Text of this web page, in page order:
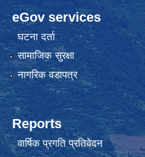
eGov services
घटना दर्ता
सामाजिक सुरक्षा
नागरिक वडापत्र
Reports
वार्षिक प्रगति प्रतिवेदन